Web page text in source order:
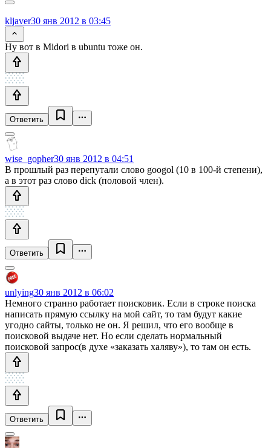
kljaver30 янв 2012 в 03:45
Ну вот в Midori в ubuntu тоже он.
Ответить
wise_gopher30 янв 2012 в 04:51
В прошлый раз перепутали слово googol (10 в 100-й степени),
а в этот раз слово dick (половой член).
Ответить
unlying30 янв 2012 в 06:02
Немного странно работает поисковик. Если в строке поиска
написать прямую ссылку на мой сайт, то там будут какие
угодно сайты, только не он. Я решил, что его вообще в
поисковой выдаче нет. Но если сделать нормальный
поисковой запрос(в духе «заказать халяву»), то там он есть.
Ответить